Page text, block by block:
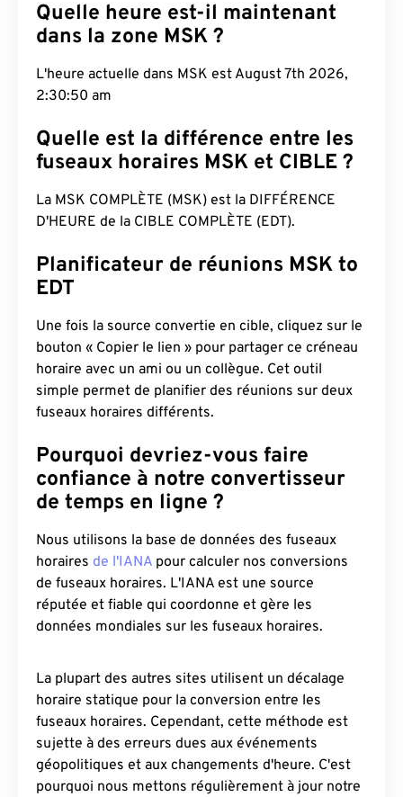
Quelle heure est-il maintenant
dans la zone MSK ?
L'heure actuelle dans MSK est August 7th 2026,
2:30:51 am
Quelle est la différence entre les
fuseaux horaires MSK et CIBLE ?
La MSK COMPLÈTE (MSK) est la DIFFÉRENCE
D'HEURE de la CIBLE COMPLÈTE (EDT).
Planificateur de réunions MSK to
EDT
Une fois la source convertie en cible, cliquez sur le
bouton « Copier le lien » pour partager ce créneau
horaire avec un ami ou un collègue. Cet outil
simple permet de planifier des réunions sur deux
fuseaux horaires différents.
Pourquoi devriez-vous faire
confiance à notre convertisseur
de temps en ligne ?
Nous utilisons la base de données des fuseaux
horaires de l'IANA pour calculer nos conversions
de fuseaux horaires. L'IANA est une source
réputée et fiable qui coordonne et gère les
données mondiales sur les fuseaux horaires.
La plupart des autres sites utilisent un décalage
horaire statique pour la conversion entre les
fuseaux horaires. Cependant, cette méthode est
sujette à des erreurs dues aux événements
géopolitiques et aux changements d'heure. C'est
pourquoi nous mettons régulièrement à jour notre